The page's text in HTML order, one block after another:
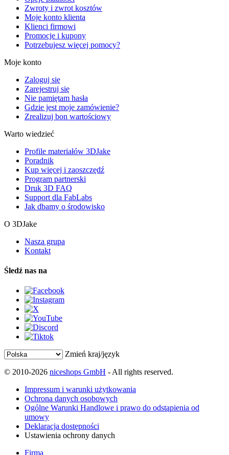
Zwroty i zwrot kosztów
Moje konto klienta
Klienci firmowi
Promocje i kupony
Potrzebujesz więcej pomocy?
Moje konto
Zaloguj się
Zarejestruj się
Nie pamiętam hasła
Gdzie jest moje zamówienie?
Zrealizuj bon wartościowy
Warto wiedzieć
Profile materiałów 3DJake
Poradnik
Kup więcej i zaoszczędź
Program partnerski
Druk 3D FAQ
Support dla FabLabs
Jak dbamy o środowisko
O 3DJake
Nasza grupa
Kontakt
Śledź nas na
Zmień kraj/język
© 2010-2026 niceshops GmbH - All rights reserved.
Impressum i warunki użytkowania
Ochrona danych osobowych
Ogólne Warunki Handlowe i prawo do odstąpienia od
umowy
Deklaracja dostępności
Ustawienia ochrony danych
Firma